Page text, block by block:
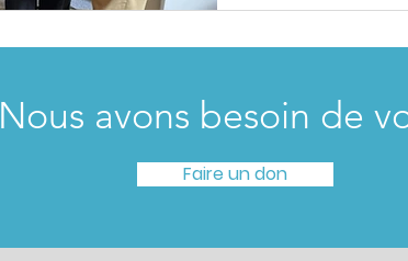
2025-2026. Cette
Nous avons besoin de
Faire un don